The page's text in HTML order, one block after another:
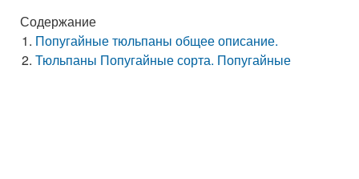
Содержание
Попугайные тюльпаны общее описание.
Тюльпаны Попугайные сорта. Попугайные